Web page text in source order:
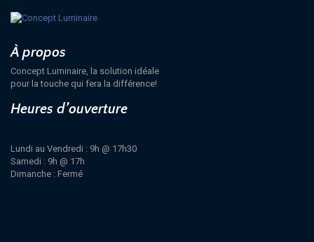
À propos
Concept Luminaire, la solution idéale
pour la touche qui fera la différence!
Heures d’ouverture
Lundi au Vendredi : 9h @ 17h30
Samedi : 9h @ 17h
Dimanche : Fermé